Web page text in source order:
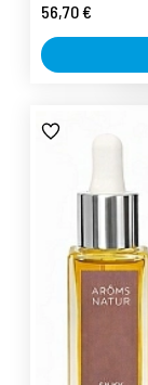
56,70 €